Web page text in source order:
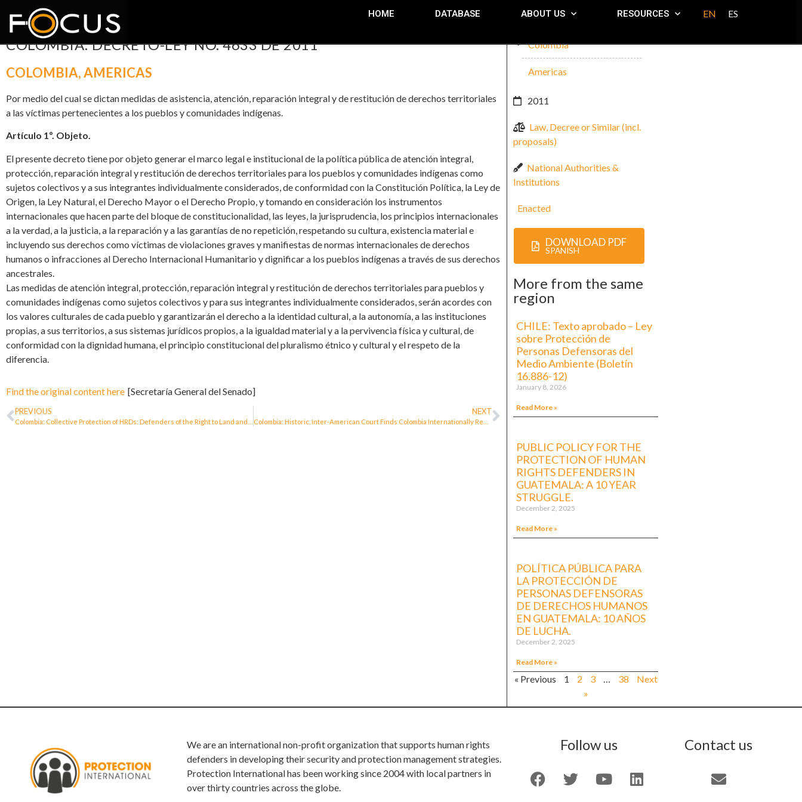
HOME DATABASE ABOUT US RESOURCES EN ES
COLOMBIA: DECRETO-LEY NO. 4633 DE 2011
COLOMBIA,AMERICAS
Por medio del cual se dictan medidas de asistencia, atención, reparación integral y de restitución de derechos territoriales
a las víctimas pertenecientes a los pueblos y comunidades indígenas.
Artículo 1º. Objeto.
El presente decreto tiene por objeto generar el marco legal e institucional de la política pública de atención integral,
protección, reparación integral y restitución de derechos territoriales para los pueblos y comunidades indígenas como
sujetos colectivos y a sus integrantes individualmente considerados, de conformidad con la Constitución Política, la Ley de
Origen, la Ley Natural, el Derecho Mayor o el Derecho Propio, y tomando en consideración los instrumentos
internacionales que hacen parte del bloque de constitucionalidad, las leyes, la jurisprudencia, los principios internacionales
a la verdad, a la justicia, a la reparación y a las garantías de no repetición, respetando su cultura, existencia material e
incluyendo sus derechos como víctimas de violaciones graves y manifiestas de normas internacionales de derechos
humanos o infracciones al Derecho Internacional Humanitario y dignificar a los pueblos indígenas a través de sus derechos
ancestrales.
Las medidas de atención integral, protección, reparación integral y restitución de derechos territoriales para pueblos y
comunidades indígenas como sujetos colectivos y para sus integrantes individualmente considerados, serán acordes con
los valores culturales de cada pueblo y garantizarán el derecho a la identidad cultural, a la autonomía, a las instituciones
propias, a sus territorios, a sus sistemas jurídicos propios, a la igualdad material y a la pervivencia física y cultural, de
conformidad con la dignidad humana, el principio constitucional del pluralismo étnico y cultural y el respeto de la
diferencia.
Find the original content here [Secretaría General del Senado]
PREVIOUS NEXT
Colombia
Americas
2011
Law, Decree or Similar (incl.
proposals)
National Authorities &
Institutions
Enacted
DOWNLOAD PDF
SPANISH
More from the same
region
CHILE: Texto aprobado – Ley
sobre Protección de
Personas Defensoras del
Medio Ambiente (Boletín
16.886-12)
January 8, 2026
Read More »
PUBLIC POLICY FOR THE
PROTECTION OF HUMAN
RIGHTS DEFENDERS IN
GUATEMALA: A 10 YEAR
STRUGGLE.
December 2, 2025
Read More »
POLÍTICA PÚBLICA PARA
LA PROTECCIÓN DE
PERSONAS DEFENSORAS
DE DERECHOS HUMANOS
EN GUATEMALA: 10 AÑOS
DE LUCHA.
December 2, 2025
Read More »
« Previous 1 2 3 … 38
Next
»
We are an international non-profit organization that supports human rights
defenders in developing their security and protection management strategies.
Protection International has been working since 2004 with local partners in
over thirty countries across the globe.
Follow us Contact us